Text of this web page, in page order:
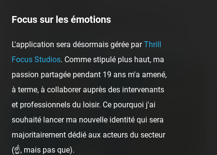
There are 4 operating roller coasters
rides onCoasterr1dd3n.
+
−
Focus sur les émotions
L'application sera désormais gérée parThrill
Focus Studios. Comme stipulé plus haut, ma
passion partagée pendant 19 ans m'a amené,
à terme, à collaborer auprès des intervenants
et professionnels du loisir. Ce pourquoi j'ai
souhaité lancer ma nouvelle identité qui sera
majoritairement dédié aux acteurs du secteur
(☝️, mais pas que).